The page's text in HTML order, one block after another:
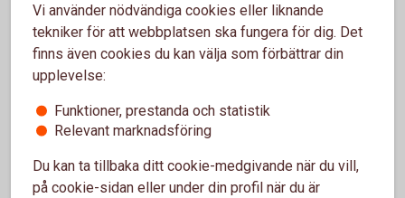
Trafik, hel och halv – vad är det för skillnad på
försäkringarna?
gälla?
Om man övningskör och olyckan är framme,
täcker bilförsäkringen då?
Vi använder nödvändiga cookies eller liknande
tekniker för att webbplatsen ska fungera för dig. Det
finns även cookies du kan välja som förbättrar din
upplevelse:
Funktioner, prestanda och statistik
Relevant marknadsföring
Du kan ta tillbaka ditt cookie-medgivande när du vill,
på cookie-sidan eller under din profil när du är